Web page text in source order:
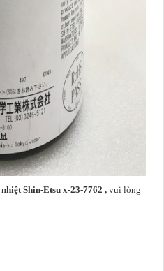
Shin-Etsu x-23-7762 , vui lòng